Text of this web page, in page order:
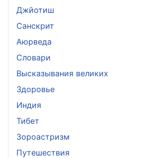
Джйотиш
Санскрит
Аюрведа
Словари
Высказывания великих
Здоровье
Индия
Тибет
Зороастризм
Путешествия